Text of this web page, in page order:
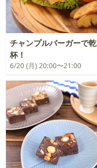
チャンプルバーガーで乾
杯！
6/20 (月) 20:00〜21:00